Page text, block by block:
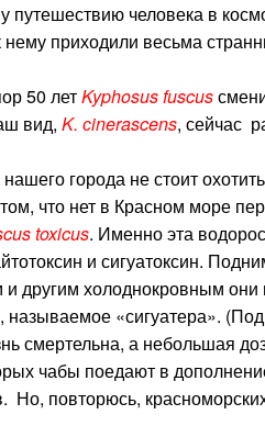
человека в
нему приходили весьма
50 летKyphosus fuscus
вид, K. сinerascens, сейчас
города не стоит
что нет в Красном море
toxicus. Именно эта
и сигуатоксин.
другим холоднокровным они
«сигуатера».
смертельна, а небольшая
чабы поедают в
Но, повторюсь,